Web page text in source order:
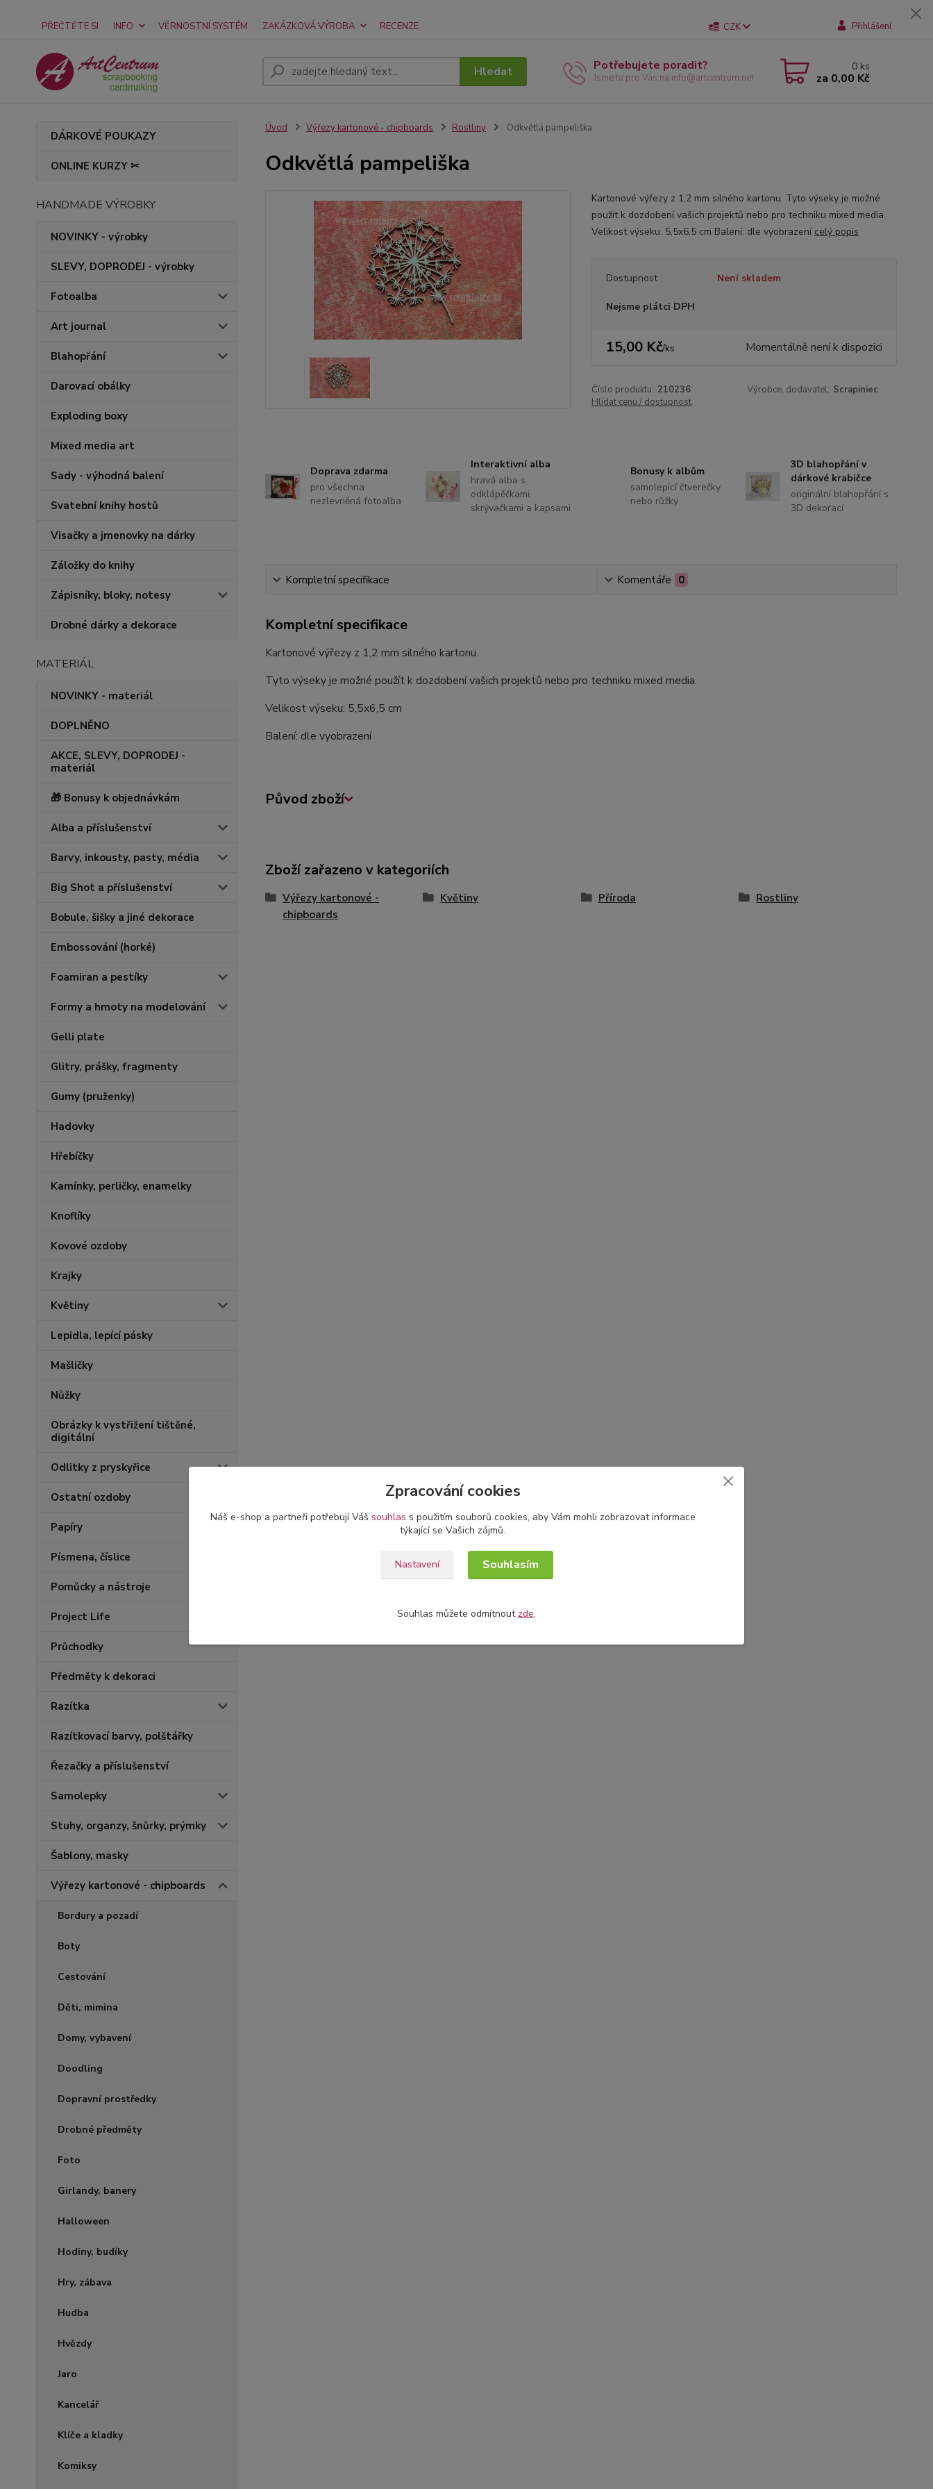
PŘEČTĚTE SI INFO VĚRNOSTNÍ SYSTÉM ZAKÁZKOVÁ VÝROBA RECENZE CZK Přihlášení
Hledat Potřebujete poradit?
Jsme tu pro Vás na info@artcentrum.net
0 ks
za 0,00 Kč
DÁRKOVÉ POUKAZY
ONLINE KURZY ✂
HANDMADE VÝROBKY
NOVINKY - výrobky
SLEVY, DOPRODEJ - výrobky
Fotoalba
Art journal
Blahopřání
Darovací obálky
Exploding boxy
Mixed media art
Sady - výhodná balení
Svatební knihy hostů
Visačky a jmenovky na dárky
Záložky do knihy
Zápisníky, bloky, notesy
Drobné dárky a dekorace
MATERIÁL
NOVINKY - materiál
DOPLNĚNO
AKCE, SLEVY, DOPRODEJ -
materiál
🎁 Bonusy k objednávkám
Alba a příslušenství
Barvy, inkousty, pasty, média
Big Shot a příslušenství
Bobule, šišky a jiné dekorace
Embossování (horké)
Foamiran a pestíky
Formy a hmoty na modelování
Gelli plate
Glitry, prášky, fragmenty
Gumy (pruženky)
Hadovky
Hřebíčky
Kamínky, perličky, enamelky
Knoflíky
Kovové ozdoby
Krajky
Květiny
Lepidla, lepící pásky
Mašličky
Nůžky
Obrázky k vystřižení tištěné,
digitální
Odlitky z pryskyřice
Ostatní ozdoby
Papíry
Písmena, číslice
Pomůcky a nástroje
Project Life
Průchodky
Předměty k dekoraci
Razítka
Razítkovací barvy, polštářky
Řezačky a příslušenství
Samolepky
Stuhy, organzy, šnůrky, prýmky
Šablony, masky
Výřezy kartonové - chipboards
Bordury a pozadí
Boty
Cestování
Děti, mimina
Domy, vybavení
Doodling
Dopravní prostředky
Drobné předměty
Foto
Girlandy, banery
Halloween
Hodiny, budíky
Hry, zábava
Hudba
Hvězdy
Jaro
Kancelář
Klíče a kladky
Komiksy
Úvod Výřezy kartonové - chipboards Rostliny Odkvětlá pampeliška
Odkvětlá pampeliška
Kartonové výřezy z 1,2 mm silného kartonu. Tyto výseky je možné
použít k dozdobení vašich projektů nebo pro techniku mixed media.
Velikost výseku: 5,5x6,5 cm Balení: dle vyobrazení celý popis
Dostupnost Není skladem
Nejsme plátci DPH
15,00 Kč/ks Momentálně není k dispozici
Číslo produktu: 210236 Výrobce, dodavatel: Scrapiniec
Hlídat cenu / dostupnost
Doprava zdarma
pro všechna
nezlevněná fotoalba
Interaktivní alba
hravá alba s
odklápěčkami,
skrývačkami a kapsami
Bonusy k albům
samolepící čtverečky
nebo růžky
3D blahopřání v
dárkové krabičce
originální blahopřání s
3D dekorací
Kompletní specifikace Komentáře 0
Kompletní specifikace
Kartonové výřezy z 1,2 mm silného kartonu.
Tyto výseky je možné použít k dozdobení vašich projektů nebo pro techniku mixed media.
Velikost výseku: 5,5x6,5 cm
Balení: dle vyobrazení
Původ zboží
Zboží zařazeno v kategoriích
Výřezy kartonové -
chipboards
Květiny Příroda Rostliny
Zpracování cookies
Náš e-shop a partneři potřebují Váš souhlas s použitím souborů cookies, aby Vám mohli zobrazovat informace
týkající se Vašich zájmů.
Nastavení Souhlasím
Souhlas můžete odmítnout zde.